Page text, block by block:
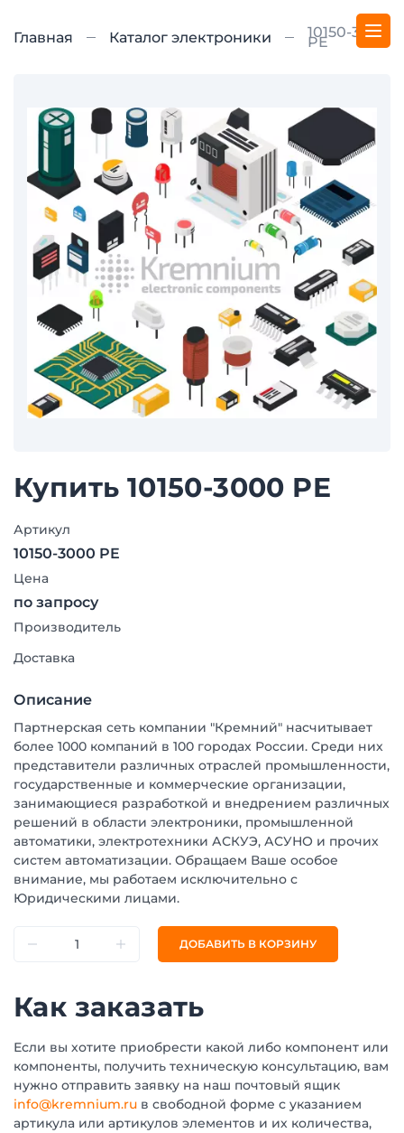
Главная Каталог электроники 10150-3000
PE
Купить 10150-3000 PE
Артикул
10150-3000 PE
Цена
по запросу
Производитель
Доставка
Описание
Партнерская сеть компании "Кремний" насчитывает
более 1000 компаний в 100 городах России. Среди них
представители различных отраслей промышленности,
государственные и коммерческие организации,
занимающиеся разработкой и внедрением различных
решений в области электроники, промышленной
автоматики, электротехники АСКУЭ, АСУНО и прочих
систем автоматизации. Обращаем Ваше особое
внимание, мы работаем исключительно с
Юридическими лицами.
ДОБАВИТЬ В КОРЗИНУ
Как заказать
Если вы хотите приобрести какой либо компонент или
компоненты, получить техническую консультацию, вам
нужно отправить заявку на наш почтовый ящик
info@kremnium.ru в свободной форме с указанием
артикула или артикулов элементов и их количества,